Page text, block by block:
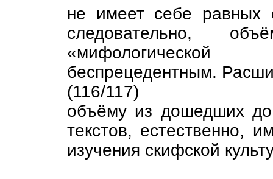
не имеет себе равных
следовательно,
беспрецедентным.
(116/117)
объёму из дошедших до
текстов, естественно,
изучения скифской